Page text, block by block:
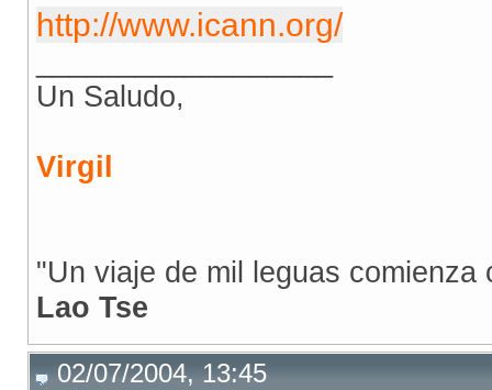
http://www.icann.org/
Un Saludo,
Virgil
"Un viaje de mil leguas comienza
Lao Tse
02/07/2004, 13:45